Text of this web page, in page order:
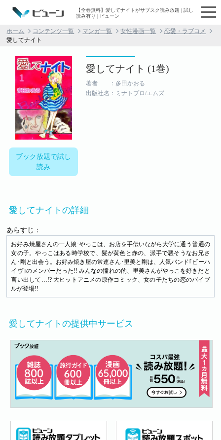
【全巻無料】愛してナイトがサブスク読み放題 | 試し
読み有り | ビューン
ホーム コンテンツ一覧 マンガ一覧 女性漫画一覧
恋愛・ラブコメ
愛してナイト
ブック放題で試し
読み
愛してナイト (1巻)
著者 ：多田かおる
出版社名：ミナトプロ/エムズ
愛してナイトの詳細
あらすじ：
お好み焼屋さんの一人娘･やっこは、お店を手伝いながら大学に通う普通の
女の子。やっこはある時学校で、髪が黄色と赤の、派手で悪そうなお兄さ
ん･剛と出会う。お好み焼き屋の常連さん･里美と剛は、人気バンド｢ビーハ
イヴ｣のメンバーだった!! みんなの憧れの的、里美さんがやっこを好きだと
言い出して…!? 大ヒットアニメの原作コミック、女の子たちの恋のバイブ
ルが登場!!
愛してナイトの提供中サービス